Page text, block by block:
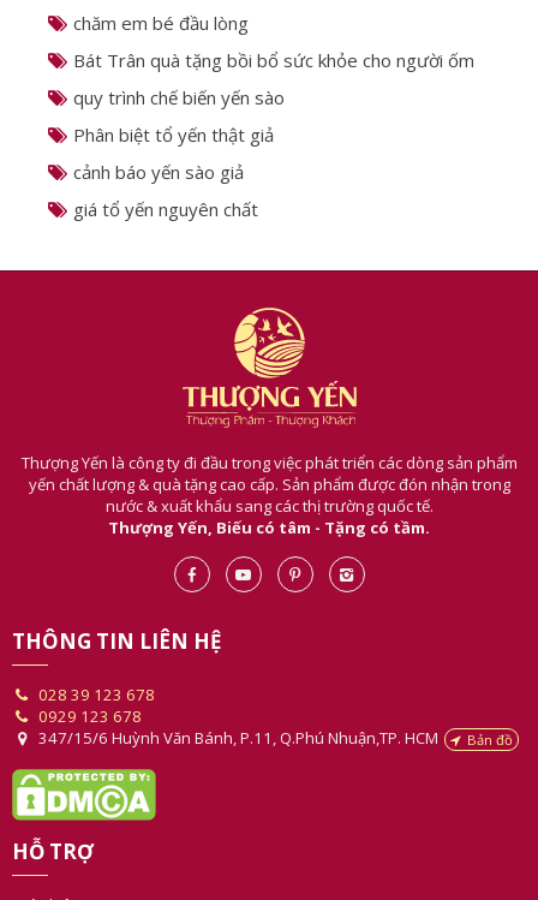
chăm em bé đầu lòng
Bát Trân quà tặng bồi bổ sức khỏe cho người ốm
quy trình chế biến yến sào
Phân biệt tổ yến thật giả
cảnh báo yến sào giả
giá tổ yến nguyên chất
Thượng Yến là công ty đi đầu trong việc phát triển các dòng sản phẩm
yến chất lượng & quà tặng cao cấp. Sản phẩm được đón nhận trong
nước & xuất khẩu sang các thị trường quốc tế.
Thượng Yến, Biếu có tâm - Tặng có tầm.
THÔNG TIN LIÊN HỆ
028 39 123 678
0929 123 678
347/15/6 Huỳnh Văn Bánh, P.11, Q.Phú Nhuận,TP. HCM
Bản đồ
HỖ TRỢ